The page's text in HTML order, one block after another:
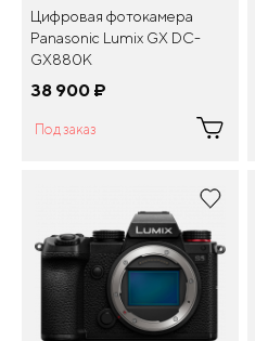
Цифровая фотокамера
Panasonic Lumix GX DC-
GX880K
38 900 ¤
Под заказ